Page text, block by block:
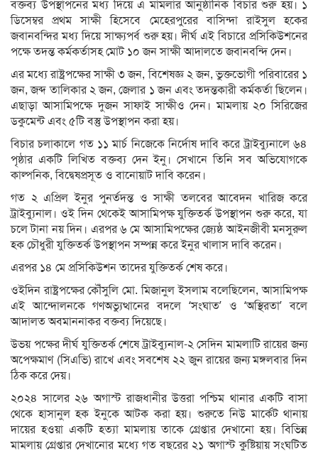
বক্তব্য উপস্থাপনের মধ্য দিয়ে এ মামলার আনুষ্ঠানিক বিচার শুরু হয়। ১
ডিসেম্বর প্রথম সাক্ষী হিসেবে মেহেরপুরের বাসিন্দা রাইসুল হকের
জবানবন্দির মধ্য দিয়ে সাক্ষ্যপর্ব শুরু হয়। দীর্ঘ এই বিচারে প্রসিকিউশনের
পক্ষে তদন্ত কর্মকর্তাসহ মোট ১০ জন সাক্ষী আদালতে জবানবন্দি দেন।
এর মধ্যে রাষ্ট্রপক্ষের সাক্ষী ৩ জন, বিশেষজ্ঞ ২ জন, ভুক্তভোগী পরিবারের ১
জন, জব্দ তালিকার ২ জন, জেলার ১ জন এবং তদন্তকারী কর্মকর্তা ছিলেন।
এছাড়া আসামিপক্ষে দুজন সাফাই সাক্ষীও দেন। মামলায় ২০ সিরিজের
ডকুমেন্ট এবং ৫টি বস্তু উপস্থাপন করা হয়।
বিচার চলাকালে গত ১১ মার্চ নিজেকে নির্দোষ দাবি করে ট্রাইব্যুনালে ৬৪
পৃষ্ঠার একটি লিখিত বক্তব্য দেন ইনু। সেখানে তিনি সব অভিযোগকে
কাল্পনিক, বিদ্বেষপ্রসূত ও বানোয়াট দাবি করেন।
গত ২ এপ্রিল ইনুর পুনর্তদন্ত ও সাক্ষী তলবের আবেদন খারিজ করে
ট্রাইব্যুনাল। ওই দিন থেকেই আসামিপক্ষ যুক্তিতর্ক উপস্থাপন শুরু করে, যা
চলে টানা নয় দিন। এরপর ৬ মে আসামিপক্ষের জ্যেষ্ঠ আইনজীবী মনসুরুল
হক চৌধুরী যুক্তিতর্ক উপস্থাপন সম্পন্ন করে ইনুর খালাস দাবি করেন।
এরপর ১৪ মে প্রসিকিউশন তাদের যুক্তিতর্ক শেষ করে।
ওইদিন রাষ্ট্রপক্ষের কৌঁসুলি মো. মিজানুল ইসলাম বলেছিলেন, আসামিপক্ষ
এই আন্দোলনকে গণঅভ্যুত্থানের বদলে ‘সংঘাত’ ও ‘অস্থিরতা’ বলে
আদালত অবমাননাকর বক্তব্য দিয়েছে।
উভয় পক্ষের দীর্ঘ যুক্তিতর্ক শেষে ট্রাইব্যুনাল-২ সেদিন মামলাটি রায়ের জন্য
অপেক্ষমাণ (সিএভি) রাখে এবং সবশেষ ২২ জুন রায়ের জন্য মঙ্গলবার দিন
ঠিক করে দেয়।
২০২৪ সালের ২৬ অগাস্ট রাজধানীর উত্তরা পশ্চিম থানার একটি বাসা
থেকে হাসানুল হক ইনুকে আটক করা হয়। শুরুতে নিউ মার্কেট থানায়
দায়ের হওয়া একটি হত্যা মামলায় তাকে গ্রেপ্তার দেখানো হয়। বিভিন্ন
মামলায় গ্রেপ্তার দেখানোর মধ্যে গত বছরের ২১ অগাস্ট কুষ্টিয়ায় সংঘটিত